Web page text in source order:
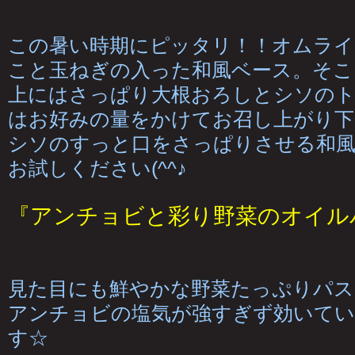
この暑い時期にピッタリ！！オムラ
こと玉ねぎの入った和風ベース。そ
上にはさっぱり大根おろしとシソの
はお好みの量をかけてお召し上がり
シソのすっと口をさっぱりさせる和
お試しください(^^♪
『アンチョビと彩り野菜のオイ
見た目にも鮮やかな野菜たっぷりパ
アンチョビの塩気が強すぎず効いて
す☆